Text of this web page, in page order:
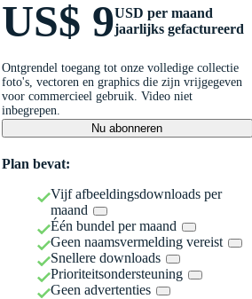
US$ 9USD per maand
jaarlijks gefactureerd
Ontgrendel toegang tot onze volledige collectie
foto's, vectoren en graphics die zijn vrijgegeven
voor commercieel gebruik. Video niet
inbegrepen.
Nu abonneren
Plan bevat:
Vijf afbeeldingsdownloads per
maand
Één bundel per maand
Geen naamsvermelding vereist
Snellere downloads
Prioriteitsondersteuning
Geen advertenties